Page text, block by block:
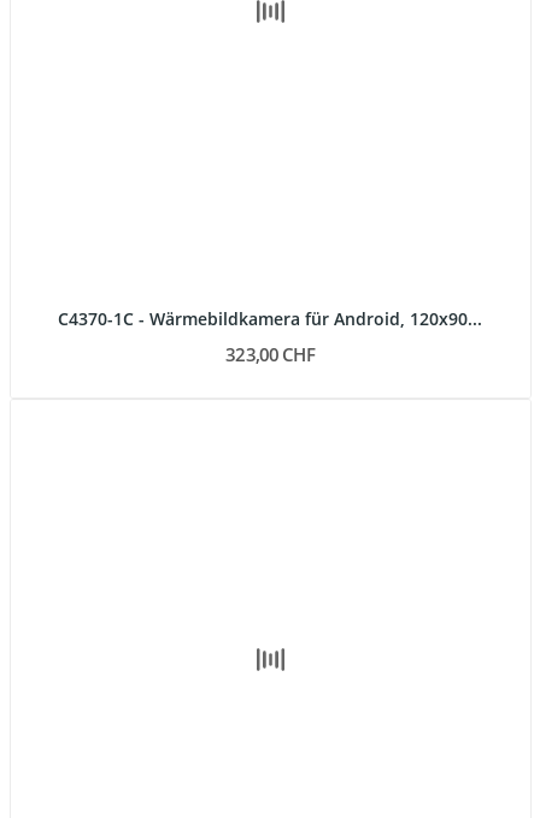
C4370-1C - Wärmebildkamera für Android, 120x90...
323,00 CHF